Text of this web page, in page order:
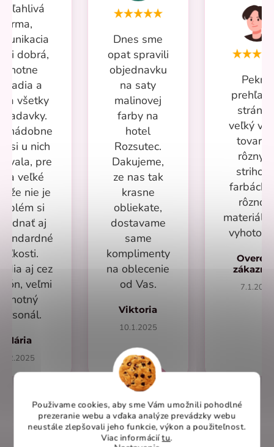
Použivame cookies, aby sme Vám umožnili pohodlné
prezeranie webu a vďaka analýze prevádzky webu
neustále zlepšovali jeho funkcie, výkon a použiteľnost.
Viac informáciítu.
firma,
dobrá,
a
všetky
nádobne
si u nich
pre
veľké
že nie je
si
aj
aj cez
veľmi
Mária
1.2.2025
Dnes sme
opat spravili
objednavku
na saty
malinovej
farby na
hotel
Rozsutec.
Dakujeme,
ze nas tak
krasne
obliekate,
dostavame
same
komplimenty
na oblecenie
od Vas.
Viktoria
10.1.2025
Pekná
veľký
tovaru
farbách
rôznom
7.1.2025
Overené recenzie na heureka.sk